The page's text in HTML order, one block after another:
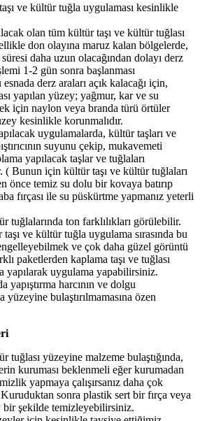
ve kültür tuğla uygulaması kesinlikle
olan tüm kültür taşı ve kültür tuğlası
don olayına maruz kalan bölgelerde,
süresi daha uzun olacağından dolayı derz
1-2 gün sonra başlanması
derz araları açık kalacağı için,
yapılan yüzey; yağmur, kar ve su
için naylon veya branda türü örtüler
kesinlikle korunmalıdır.
uygulamalarda, kültür taşları ve
suyunu çekip, mukavemeti
yapılacak taşlar ve tuğlaları
Bunun için kültür taşı ve kültür tuğlaları
önce temiz su dolu bir kovaya batırıp
fırçası ile su püskürtme yapmanız yeterli
tuğlalarında ton farklılıkları görülebilir.
ve kültür tuğla uygulama sırasında bu
ve çok daha güzel görüntü
paketlerden kaplama taşı ve tuğlası
yapılarak uygulama yapabilirsiniz.
yapıştırma harcının ve dolgu
yüzeyine bulaştırılmamasına özen
tuğlası yüzeyine malzeme bulaştığında,
kuruması beklenmeli eğer kurumadan
yapmaya çalışırsanız daha çok
Kuruduktan sonra plastik sert bir fırça veya
bir şekilde temizleyebilirsiniz.